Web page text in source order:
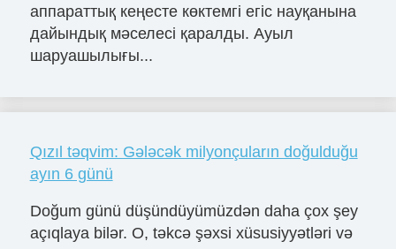
аппараттық кеңесте көктемгі егіс науқанына
дайындық мәселесі қаралды. Ауыл
шаруашылығы...
Qızıl təqvim: Gələcək milyonçuların doğulduğu
ayın 6 günü
Doğum günü düşündüyümüzdən daha çox şey
açıqlaya bilər. O, təkcə şəxsi xüsusiyyətləri və